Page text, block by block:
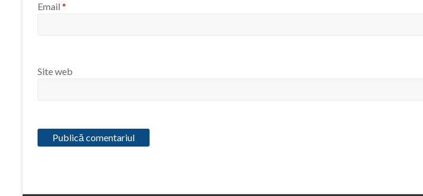
Email *
Site web